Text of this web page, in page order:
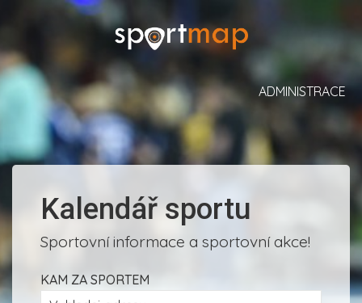
ADMINISTRACE
Kalendář sportu
Sportovní informace a sportovní akce!
KAM ZA SPORTEM